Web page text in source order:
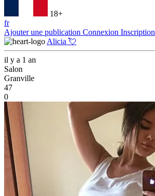
18+
fr
Ajouter une publication Connexion Inscription
Alicia 💘
il y a 1 an
Salon
Granville
47
0